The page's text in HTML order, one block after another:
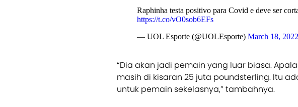
Raphinha testa positivo para Covid e deve ser
https://t.co/vO0sob6EFs
— UOL Esporte (@UOLEsporte) March 18, 2022
“Dia akan jadi pemain yang luar biasa.
masih di kisaran 25 juta poundsterling. Itu
untuk pemain sekelasnya,” tambahnya.